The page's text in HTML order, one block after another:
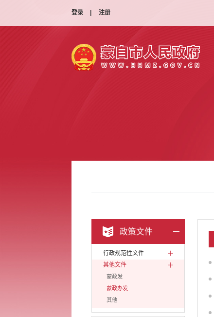
登录 注册
政策文件
行政规范性文件
其他文件
蒙政发
蒙政办发
其他